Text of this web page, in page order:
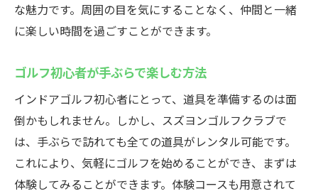
な魅力です。周囲の目を気にすることなく、仲間と一緒
に楽しい時間を過ごすことができます。
ゴルフ初心者が手ぶらで楽しむ方法
インドアゴルフ初心者にとって、道具を準備するのは面
倒かもしれません。しかし、スズヨンゴルフクラブで
は、手ぶらで訪れても全ての道具がレンタル可能です。
これにより、気軽にゴルフを始めることができ、まずは
体験してみることができます。体験コースも用意されて